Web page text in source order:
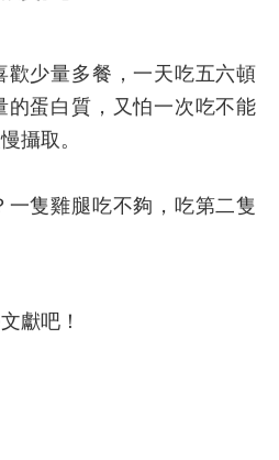
歡少量多餐，一天吃五六頓
的蛋白質，又怕一次吃不能
攝取。
隻雞腿吃不夠，吃第二隻
獻吧！